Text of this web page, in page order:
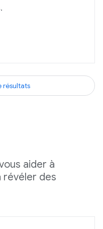
résultats
aider à
révéler des